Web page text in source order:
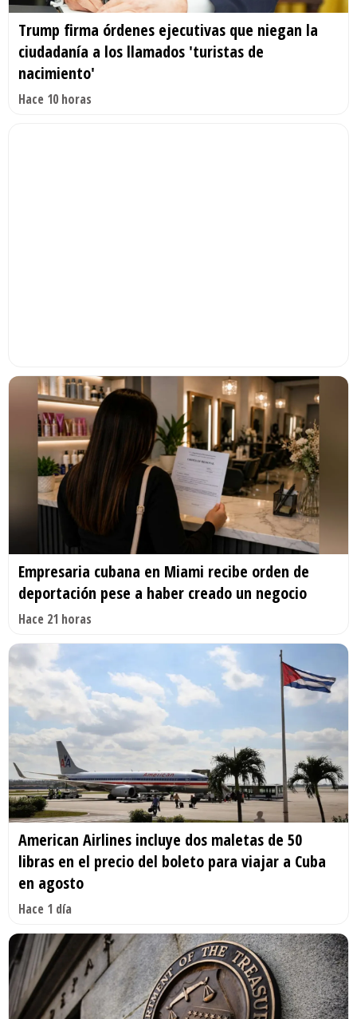
Trump firma órdenes ejecutivas que niegan la
ciudadanía a los llamados 'turistas de
nacimiento'
Hace 10 horas
Empresaria cubana en Miami recibe orden de
deportación pese a haber creado un negocio
Hace 21 horas
American Airlines incluye dos maletas de 50
libras en el precio del boleto para viajar a Cuba
en agosto
Hace 1 día